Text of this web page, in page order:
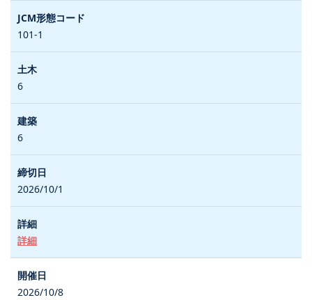
101-1
6
6
2026/10/1
詳細
2026/10/8